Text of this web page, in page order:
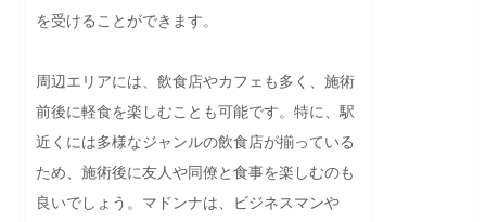
を受けることができます。
周辺エリアには、飲食店やカフェも多く、施術
前後に軽食を楽しむことも可能です。特に、駅
近くには多様なジャンルの飲食店が揃っている
ため、施術後に友人や同僚と食事を楽しむのも
良いでしょう。マドンナは、ビジネスマンや